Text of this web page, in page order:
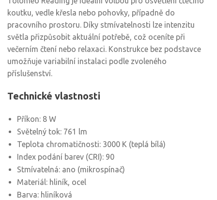
koutku, vedle křesla nebo pohovky, případně do
pracovního prostoru. Díky stmívatelnosti lze intenzitu
světla přizpůsobit aktuální potřebě, což oceníte při
večerním čtení nebo relaxaci. Konstrukce bez podstavce
umožňuje variabilní instalaci podle zvoleného
příslušenství.
Technické vlastnosti
Příkon: 8 W
Světelný tok: 761 lm
Teplota chromatičnosti: 3000 K (teplá bílá)
Index podání barev (CRI): 90
Stmívatelná: ano (mikrospínač)
Materiál: hliník, ocel
Barva: hliníková